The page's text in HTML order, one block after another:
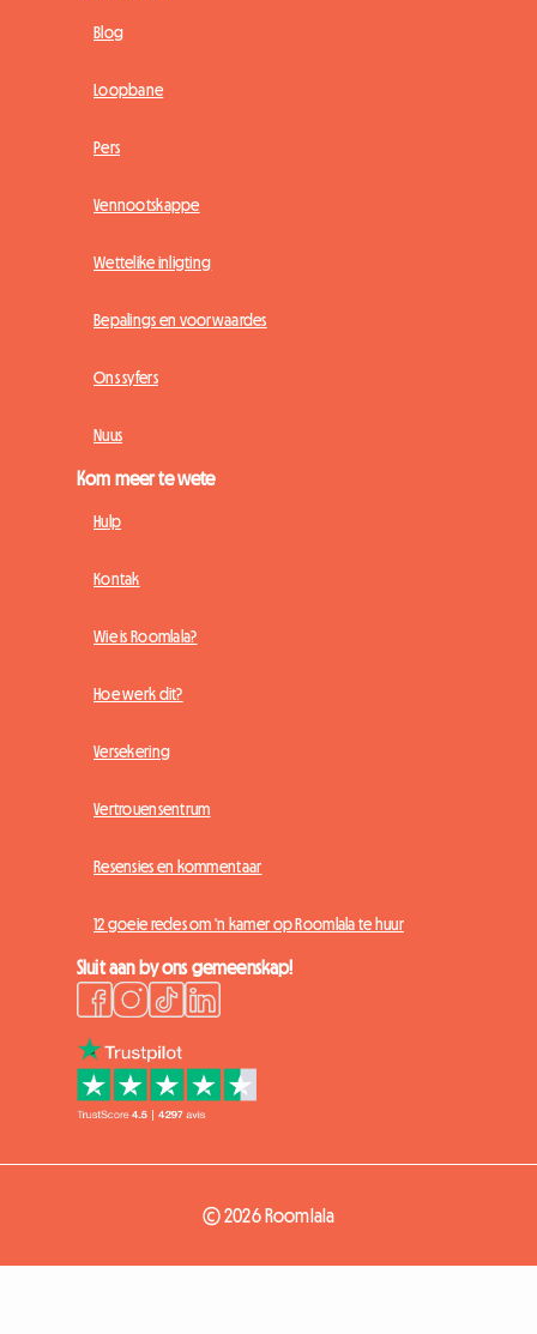
Blog
Loopbane
Pers
Vennootskappe
Wettelike inligting
Bepalings en voorwaardes
Ons syfers
Nuus
Kom meer te wete
Hulp
Kontak
Wie is Roomlala?
Hoe werk dit?
Versekering
Vertrouensentrum
Resensies en kommentaar
12 goeie redes om 'n kamer op Roomlala te huur
Sluit aan by ons gemeenskap!
© 2026 Roomlala